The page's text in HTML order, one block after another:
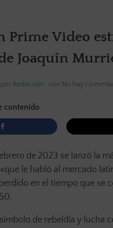
Prime Video
Joaquín
por Redacción con No hay
contenido
de 2023 se lanzó la
le habló al mercado
en el tiempo que se
de rebeldía y lucha